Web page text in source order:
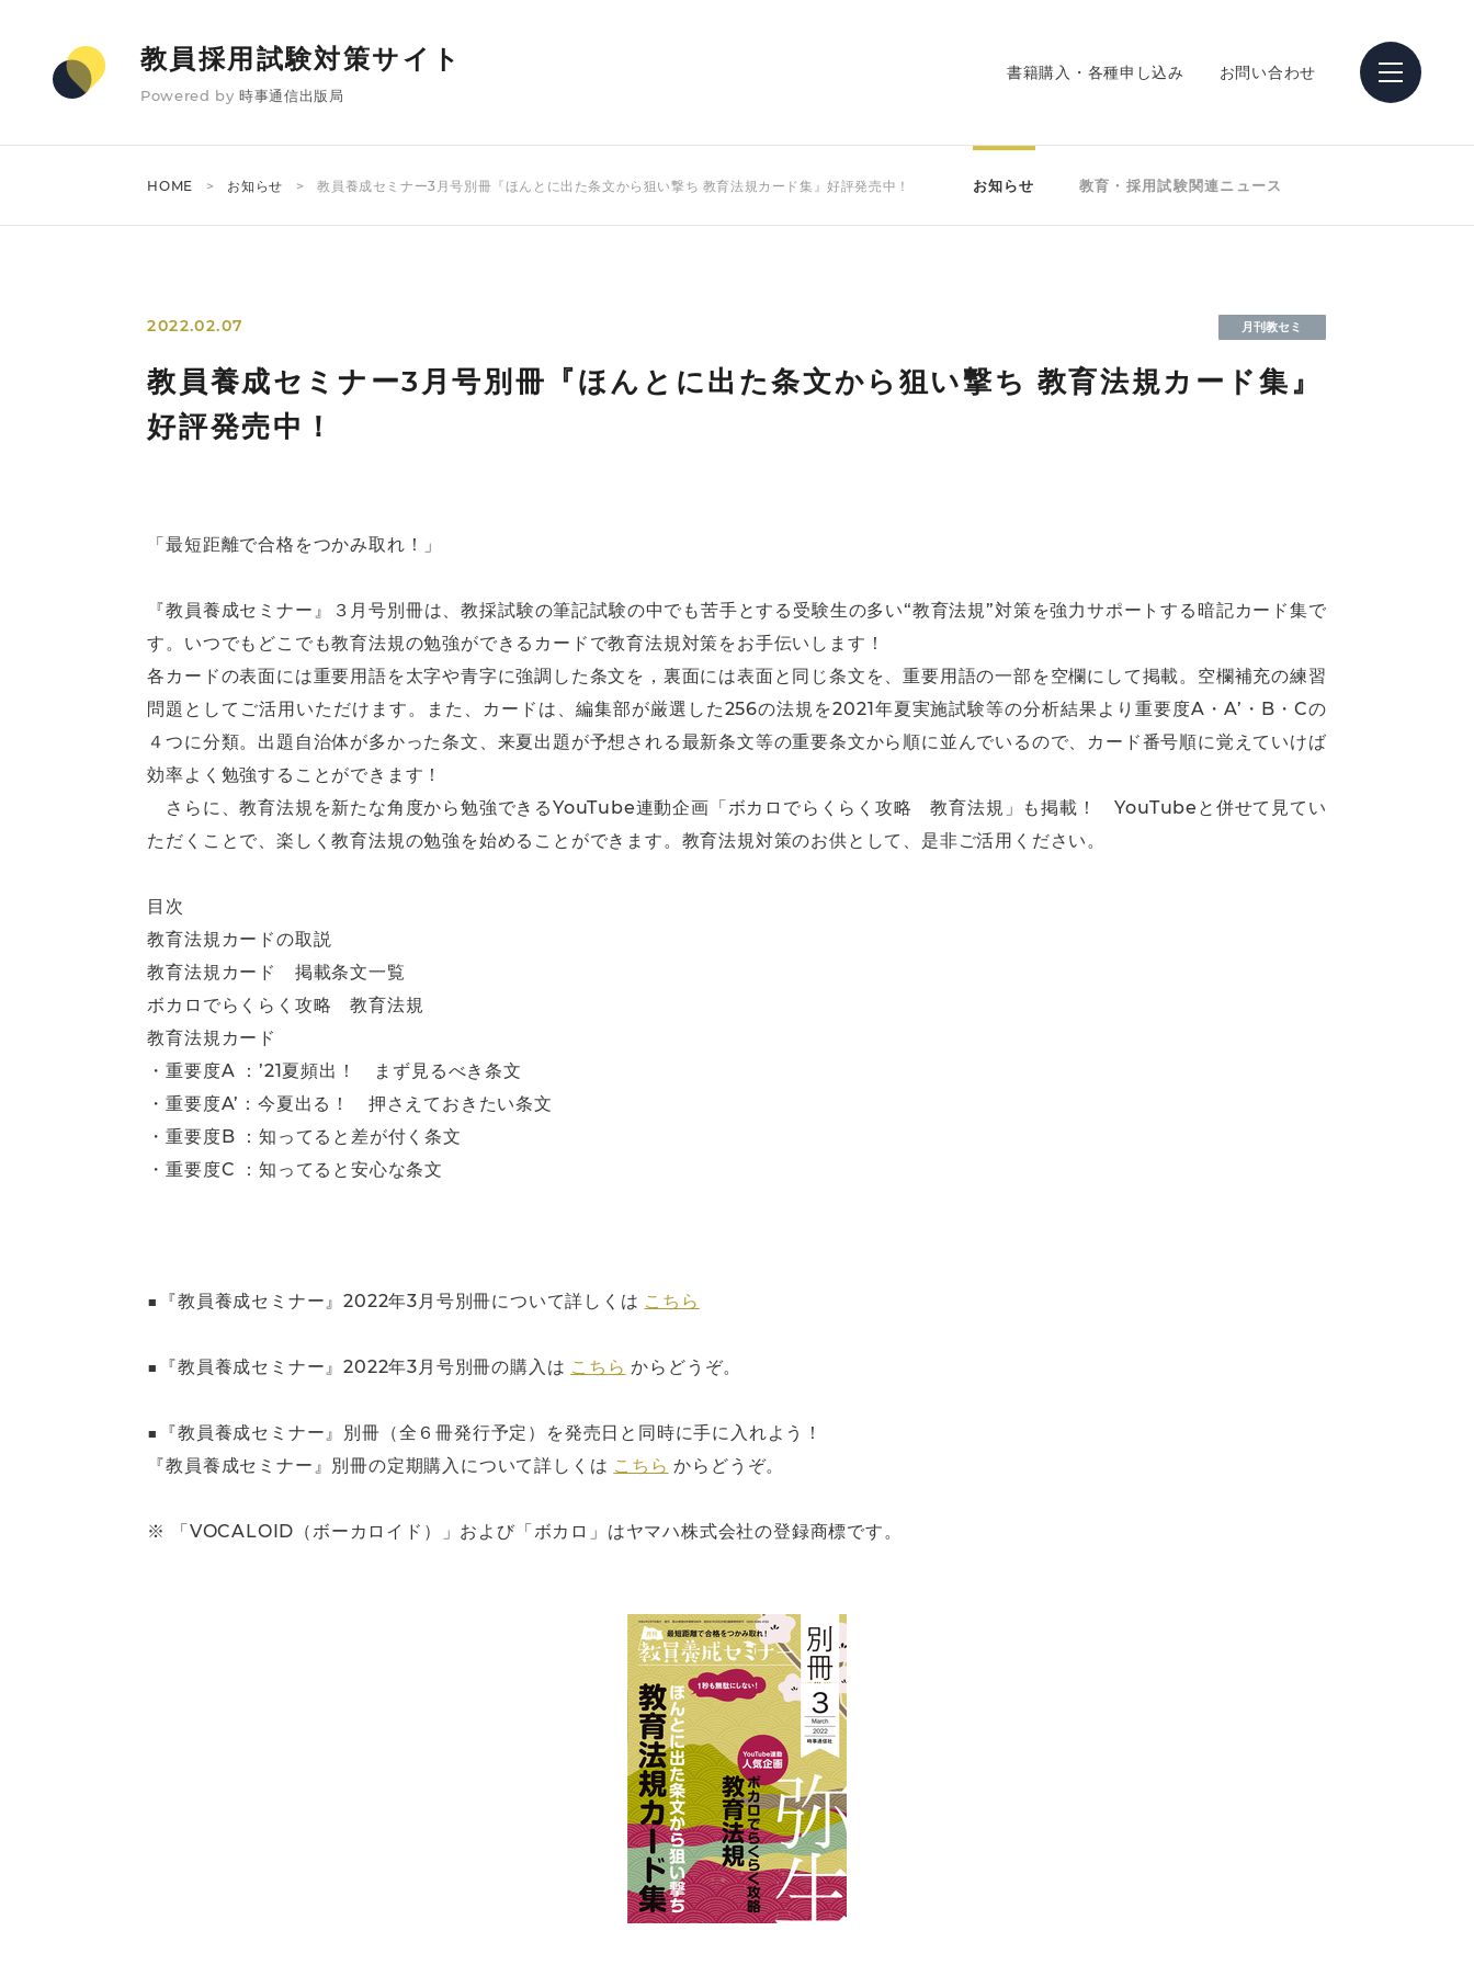
教員採用試験対策サイト
Powered by 時事通信出版局
書籍購入・各種申し込み お問い合わせ
HOME お知らせ 教員養成セミナー3月号別冊『ほんとに出た条文から狙い撃ち 教育法規カード集』好評発売中！ お知らせ 教育・採用試験関連ニュース
2022.02.07 月刊教セミ
教員養成セミナー3月号別冊『ほんとに出た条文から狙い撃ち 教育法規カード集』
好評発売中！
「最短距離で合格をつかみ取れ！」
『教員養成セミナー』３月号別冊は、教採試験の筆記試験の中でも苦手とする受験生の多い“教育法規”対策を強力サポートする暗記カード集で
す。いつでもどこでも教育法規の勉強ができるカードで教育法規対策をお手伝いします！
各カードの表面には重要用語を太字や青字に強調した条文を，裏面には表面と同じ条文を、重要用語の一部を空欄にして掲載。空欄補充の練習
問題としてご活用いただけます。また、カードは、編集部が厳選した256の法規を2021年夏実施試験等の分析結果より重要度A・A’・B・Cの
４つに分類。出題自治体が多かった条文、来夏出題が予想される最新条文等の重要条文から順に並んでいるので、カード番号順に覚えていけば
効率よく勉強することができます！
さらに、教育法規を新たな角度から勉強できるYouTube連動企画「ボカロでらくらく攻略 教育法規」も掲載！ YouTubeと併せて見てい
ただくことで、楽しく教育法規の勉強を始めることができます。教育法規対策のお供として、是非ご活用ください。
目次
教育法規カードの取説
教育法規カード 掲載条文一覧
ボカロでらくらく攻略 教育法規
教育法規カード
・重要度A ：’21夏頻出！ まず見るべき条文
・重要度A’：今夏出る！ 押さえておきたい条文
・重要度B ：知ってると差が付く条文
・重要度C ：知ってると安心な条文
■『教員養成セミナー』2022年3月号別冊について詳しくは こちら
■『教員養成セミナー』2022年3月号別冊の購入は こちら からどうぞ。
■『教員養成セミナー』別冊（全６冊発行予定）を発売日と同時に手に入れよう！
『教員養成セミナー』別冊の定期購入について詳しくは こちら からどうぞ。
※ 「VOCALOID（ボーカロイド）」および「ボカロ」はヤマハ株式会社の登録商標です。